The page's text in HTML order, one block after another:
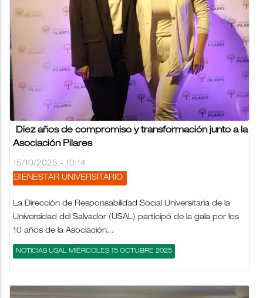
Diez años de compromiso y transformación junto a la
Asociación Pilares
15/10/2025 - 10:14
BIENESTAR UNIVERSITARIO
La Dirección de Responsabilidad Social Universitaria de la
Universidad del Salvador (USAL) participó de la gala por los
10 años de la Asociación...
NOTICIAS USAL MIÉRCOLES 15 OCTUBRE 2025